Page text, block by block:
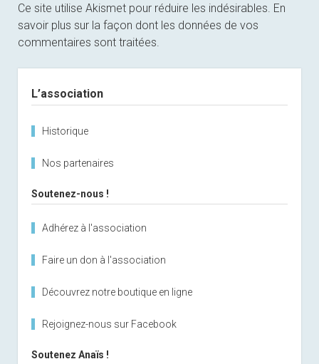
Ce site utilise Akismet pour réduire les indésirables. En
savoir plus sur la façon dont les données de vos
commentaires sont traitées
L’association
Historique
Nos partenaires
Soutenez-nous !
Adhérez à l'association
Faire un don à l'association
Découvrez notre boutique en ligne
Rejoignez-nous sur Facebook
Soutenez Anaïs !